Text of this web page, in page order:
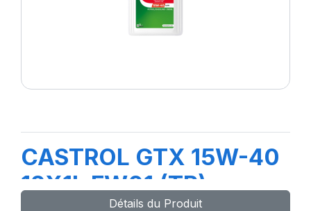
CASTROL GTX 15W-40
12X1L FW01 (TR)
Détails du Produit